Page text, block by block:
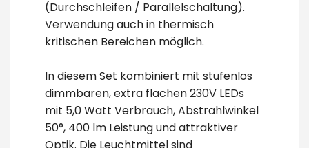
(Durchschleifen / Parallelschaltung).
Verwendung auch in thermisch
kritischen Bereichen möglich.
In diesem Set kombiniert mit stufenlos
dimmbaren, extra flachen 230V LEDs
mit 5,0 Watt Verbrauch, Abstrahlwinkel
50°, 400 lm Leistung und attraktiver
Optik. Die Leuchtmittel sind